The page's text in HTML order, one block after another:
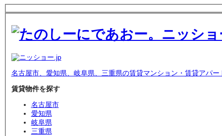
名古屋市、愛知県、岐阜県、三重県の賃貸マンション・賃貸アパー
賃貸物件を探す
名古屋市
愛知県
岐阜県
三重県